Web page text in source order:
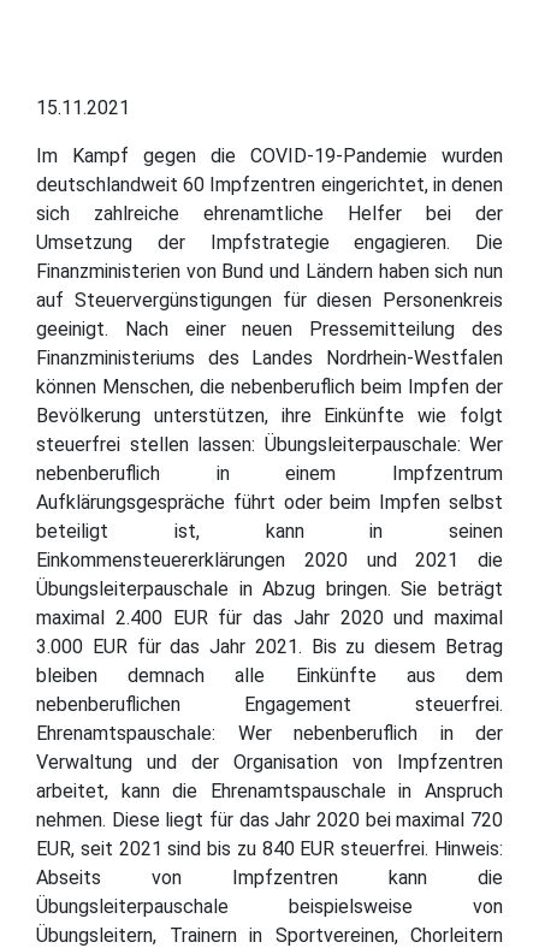
15.11.2021
Im Kampf gegen die COVID-19-Pandemie wurden
deutschlandweit 60 Impfzentren eingerichtet, in denen
sich zahlreiche ehrenamtliche Helfer bei der
Umsetzung der Impfstrategie engagieren. Die
Finanzministerien von Bund und Ländern haben sich nun
auf Steuervergünstigungen für diesen Personenkreis
geeinigt. Nach einer neuen Pressemitteilung des
Finanzministeriums des Landes Nordrhein-Westfalen
können Menschen, die nebenberuflich beim Impfen der
Bevölkerung unterstützen, ihre Einkünfte wie folgt
steuerfrei stellen lassen: Übungsleiterpauschale: Wer
nebenberuflich in einem Impfzentrum
Aufklärungsgespräche führt oder beim Impfen selbst
beteiligt ist, kann in seinen
Einkommensteuererklärungen 2020 und 2021 die
Übungsleiterpauschale in Abzug bringen. Sie beträgt
maximal 2.400 EUR für das Jahr 2020 und maximal
3.000 EUR für das Jahr 2021. Bis zu diesem Betrag
bleiben demnach alle Einkünfte aus dem
nebenberuflichen Engagement steuerfrei.
Ehrenamtspauschale: Wer nebenberuflich in der
Verwaltung und der Organisation von Impfzentren
arbeitet, kann die Ehrenamtspauschale in Anspruch
nehmen. Diese liegt für das Jahr 2020 bei maximal 720
EUR, seit 2021 sind bis zu 840 EUR steuerfrei. Hinweis:
Abseits von Impfzentren kann die
Übungsleiterpauschale beispielsweise von
Übungsleitern, Trainern in Sportvereinen, Chorleitern